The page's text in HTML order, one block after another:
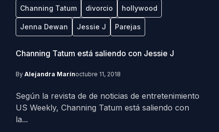
Channing Tatum divorcio hollywood
Jenna Dewan Jessie J Parejas
Channing Tatum está saliendo con Jessie J
By Alejandra Marínoctubre 11, 2018
Según la revista de de noticias de entretenimiento
US Weekly, Channing Tatum está saliendo con
la...